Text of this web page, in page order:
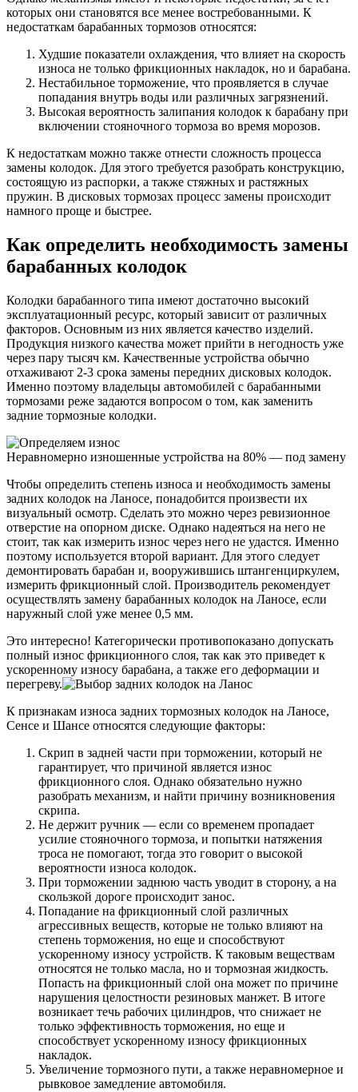
которых они становятся все менее востребованными. К
недостаткам барабанных тормозов относятся:
Худшие показатели охлаждения, что влияет на скорость
износа не только фрикционных накладок, но и барабана.
Нестабильное торможение, что проявляется в случае
попадания внутрь воды или различных загрязнений.
Высокая вероятность залипания колодок к барабану при
включении стояночного тормоза во время морозов.
К недостаткам можно также отнести сложность процесса
замены колодок. Для этого требуется разобрать конструкцию,
состоящую из распорки, а также стяжных и растяжных
пружин. В дисковых тормозах процесс замены происходит
намного проще и быстрее.
Как определить необходимость замены
барабанных колодок
Колодки барабанного типа имеют достаточно высокий
эксплуатационный ресурс, который зависит от различных
факторов. Основным из них является качество изделий.
Продукция низкого качества может прийти в негодность уже
через пару тысяч км. Качественные устройства обычно
отхаживают 2-3 срока замены передних дисковых колодок.
Именно поэтому владельцы автомобилей с барабанными
тормозами реже задаются вопросом о том, как заменить
задние тормозные колодки.
Неравномерно изношенные устройства на 80% — под замену
Чтобы определить степень износа и необходимость замены
задних колодок на Ланосе, понадобится произвести их
визуальный осмотр. Сделать это можно через ревизионное
отверстие на опорном диске. Однако надеяться на него не
стоит, так как измерить износ через него не удастся. Именно
поэтому используется второй вариант. Для этого следует
демонтировать барабан и, вооружившись штангенциркулем,
измерить фрикционный слой. Производитель рекомендует
осуществлять замену барабанных колодок на Ланосе, если
наружный слой уже менее 0,5 мм.
Это интересно! Категорически противопоказано допускать
полный износ фрикционного слоя, так как это приведет к
ускоренному износу барабана, а также его деформации и
перегреву.
К признакам износа задних тормозных колодок на Ланосе,
Сенсе и Шансе относятся следующие факторы:
Скрип в задней части при торможении, который не
гарантирует, что причиной является износ
фрикционного слоя. Однако обязательно нужно
разобрать механизм, и найти причину возникновения
скрипа.
Не держит ручник — если со временем пропадает
усилие стояночного тормоза, и попытки натяжения
троса не помогают, тогда это говорит о высокой
вероятности износа колодок.
При торможении заднюю часть уводит в сторону, а на
скользкой дороге происходит занос.
Попадание на фрикционный слой различных
агрессивных веществ, которые не только влияют на
степень торможения, но еще и способствуют
ускоренному износу устройств. К таковым веществам
относятся не только масла, но и тормозная жидкость.
Попасть на фрикционный слой она может по причине
нарушения целостности резиновых манжет. В итоге
возникает течь рабочих цилиндров, что снижает не
только эффективность торможения, но еще и
способствует ускоренному износу фрикционных
накладок.
Увеличение тормозного пути, а также неравномерное и
рывковое замедление автомобиля.